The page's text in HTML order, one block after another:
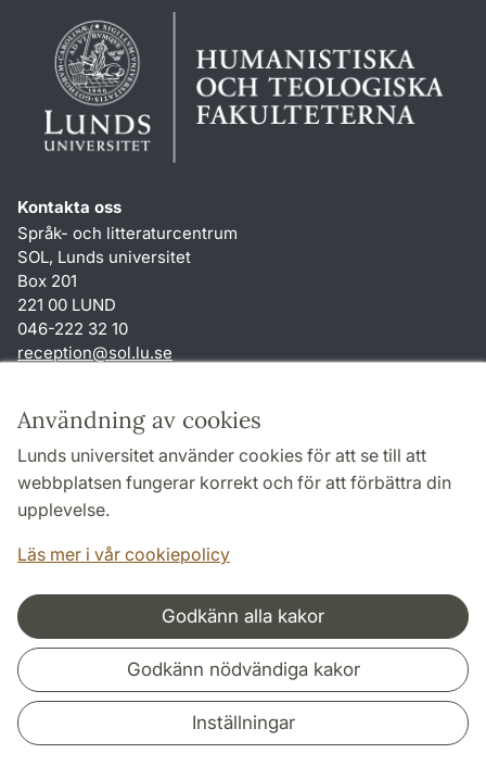
Användning av cookies
Lunds universitet använder cookies för att se till att
webbplatsen fungerar korrekt och för att förbättra din
upplevelse.
Läs mer i vår cookiepolicy
Godkänn alla kakor
Godkänn nödvändiga kakor
Inställningar
Kontakta oss
Språk- och litteraturcentrum
SOL, Lunds universitet
Box 201
221 00 LUND
046-222 32 10
reception@sol.lu.se
Genvägar
Om webbplatsen och cookies
Behandling av personuppgifter
Tillgänglighetsredogörelse
Samarbeten och nätverk